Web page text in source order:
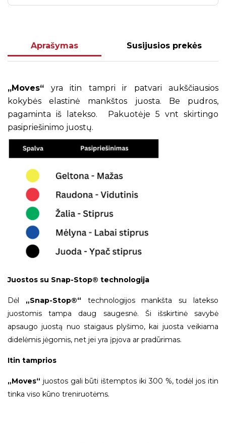
Aprašymas Susijusios prekės
„Moves“ yra itin tampri ir patvari aukščiausios
kokybės elastinė mankštos juosta. Be pudros,
pagaminta iš latekso. Pakuotėje 5 vnt skirtingo
pasipriešinimo juostų.
Juostos su Snap-Stop® technologija
Dėl „Snap-Stop®“ technologijos mankšta su latekso
juostomis tampa daug saugesnė. Ši išskirtinė savybė
apsaugo juostą nuo staigaus plyšimo, kai juosta veikiama
didelėmis jėgomis, net jei yra įpjova ar pradūrimas.
Itin tamprios
„Moves“ juostos gali būti ištemptos iki 300 %, todėl jos itin
tinka viso kūno treniruotėms.